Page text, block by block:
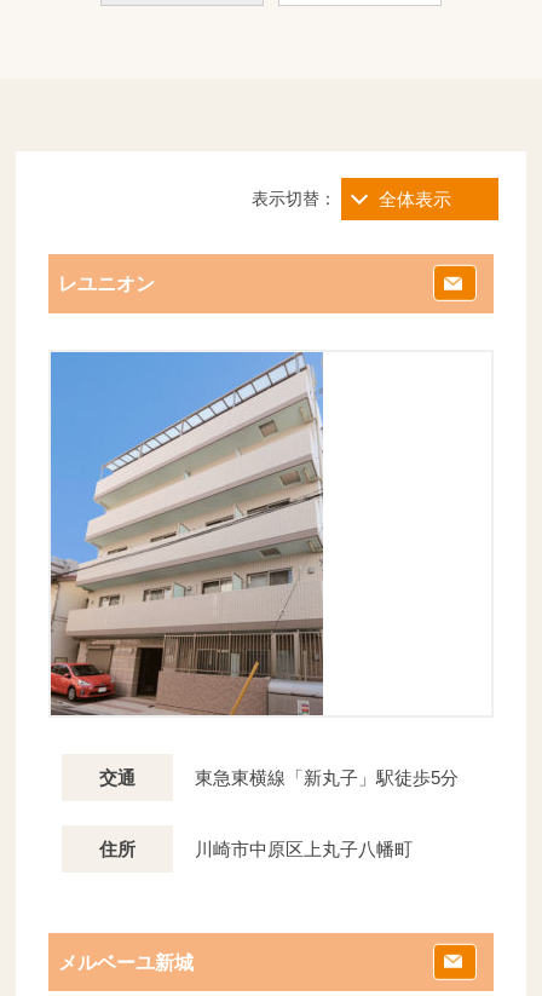
表示切替： 全体表示
レユニオン
交通 東急東横線「新丸子」駅徒歩5分
住所 川崎市中原区上丸子八幡町
メルベーユ新城